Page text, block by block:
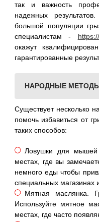
так и важность
надежных
большой популяции
специалистам -
окажут
гарантированные
НАРОДНЫЕ
Существует несколько
помочь избавиться от
таких способов:
Ловушки для мышей
местах, где вы
немного еды чтобы
специальных магазинах
Мятная маслянка.
Используйте мятное
местах, где часто